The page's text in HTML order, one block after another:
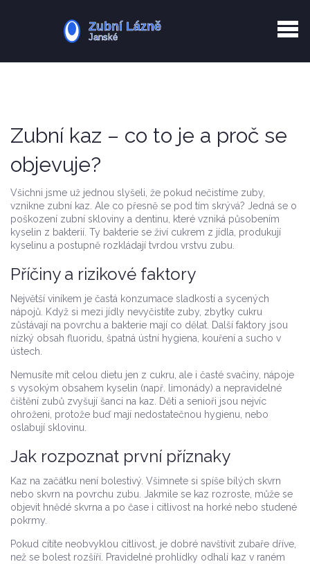
Zotavení po extrakci
Zubní kaz – co to je a proč se
objevuje?
Všichni jsme už jednou slyšeli, že pokud nečistíme zuby,
vznikne zubní kaz. Ale co přesně se pod tím skrývá? Jedná se o
poškození zubní skloviny a dentinu, které vzniká působením
kyselin z bakterií. Ty bakterie se živí cukrem z jídla, produkují
kyselinu a postupně rozkládají tvrdou vrstvu zubu.
Příčiny a rizikové faktory
Největší viníkem je častá konzumace sladkostí a sycených
nápojů. Když si mezi jídly nevyčistíte zuby, zbytky cukru
zůstávají na povrchu a bakterie mají co dělat. Další faktory jsou
nízký obsah fluoridu, špatná ústní hygiena, kouření a sucho v
ústech.
Nemusíte mít celou dietu jen z cukru, ale i časté svačiny, nápoje
s vysokým obsahem kyselin (např. limonády) a nepravidelné
čištění zubů zvyšují šanci na kaz. Děti a senioři jsou nejvíc
ohroženi, protože buď mají nedostatečnou hygienu, nebo
oslabují sklovinu.
Jak rozpoznat první příznaky
Kaz na začátku není bolestivý. Všimnete si spíše bílých skvrn
nebo skvrn na povrchu zubu. Jakmile se kaz rozroste, může se
objevit hnědé skvrna a po čase i citlivost na horké nebo studené
pokrmy.
Pokud cítíte neobvyklou citlivost, je dobré navštívit zubaře dříve,
než se bolest rozšíří. Pravidelné prohlídky odhalí kaz v raném